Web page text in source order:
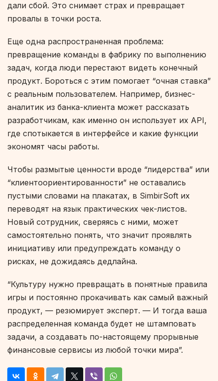
дали сбой. Это снимает страх и превращает
провалы в точки роста.
Еще одна распространенная проблема:
превращение команды в фабрику по выполнению
задач, когда люди перестают видеть конечный
продукт. Бороться с этим помогает “очная ставка”
с реальным пользователем. Например, бизнес-
аналитик из банка-клиента может рассказать
разработчикам, как именно он использует их API,
где спотыкается в интерфейсе и какие функции
экономят часы работы.
Чтобы размытые ценности вроде “лидерства” или
“клиентоориентированности” не оставались
пустыми словами на плакатах, в SimbirSoft их
переводят на язык практических чек-листов.
Новый сотрудник, сверяясь с ними, может
самостоятельно понять, что значит проявлять
инициативу или предупреждать команду о
рисках, не дожидаясь дедлайна.
“Культуру нужно превращать в понятные правила
игры и постоянно прокачивать как самый важный
продукт, — резюмирует эксперт. — И тогда ваша
распределенная команда будет не штамповать
задачи, а создавать по-настоящему прорывные
финансовые сервисы из любой точки мира”.